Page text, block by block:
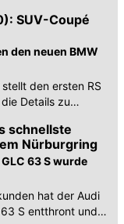
SUV-Coupé
den neuen BMW
den ersten RS
Details zu
schnellste
Nürburgring
63 S wurde
hat der Audi
S entthront und